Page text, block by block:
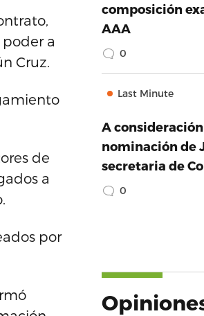
a
Cruz.
de
a
por
composición
AAA
0
Last Minute
A
nominación de
secretaria de
0